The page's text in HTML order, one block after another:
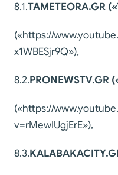
8.1.TAMETEORA.GR
(«https://
x1WBESjr9Q»),
8.2.PRONEWSTV.GR
(«https://
v=rMewIUgjErE»),
8.3.KALABAKACITY